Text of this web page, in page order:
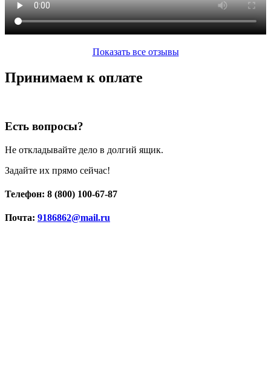
Показать все отзывы
Принимаем к оплате
Есть вопросы?
Не откладывайте дело в долгий ящик.
Задайте их прямо сейчас!
Телефон: 8 (800) 100-67-87
Почта: 9186862@mail.ru